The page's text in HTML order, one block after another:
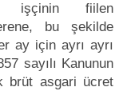
işçinin fiilen
bu şekilde
ay için ayrı ayrı
sayılı Kanunun
brüt asgari ücret